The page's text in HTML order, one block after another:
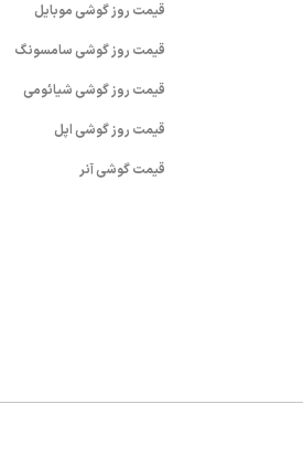
قیمت روز گوشی موبایل
قیمت روز گوشی سامسونگ
قیمت روز گوشی شیائومی
قیمت روز گوشی اپل
قیمت گوشی آنر